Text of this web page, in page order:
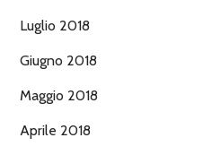
Luglio 2018
Giugno 2018
Maggio 2018
Aprile 2018